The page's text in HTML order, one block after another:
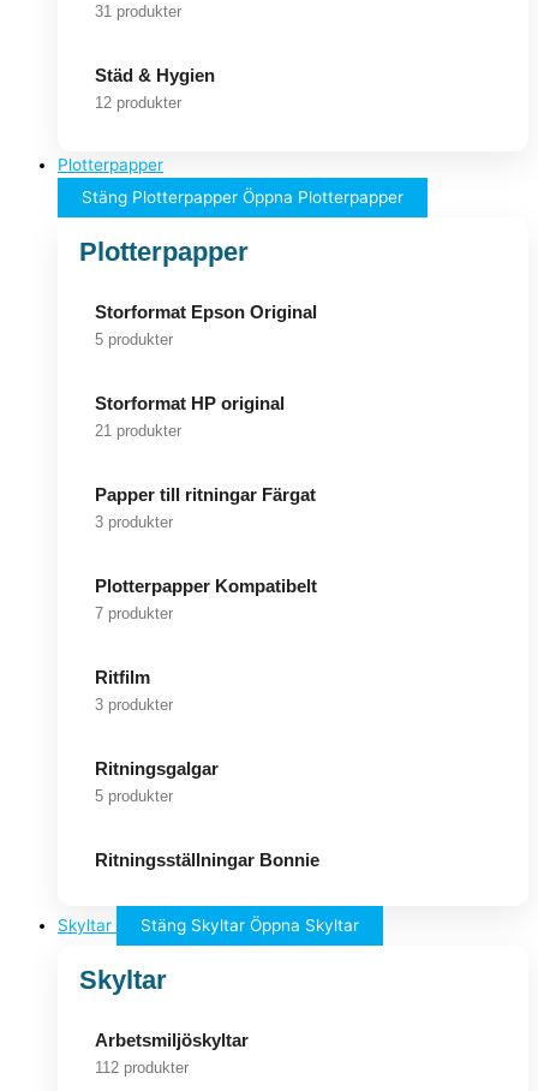
31 produkter
Städ & Hygien
12 produkter
Plotterpapper
Stäng Plotterpapper Öppna Plotterpapper
Plotterpapper
Storformat Epson Original
5 produkter
Storformat HP original
21 produkter
Papper till ritningar Färgat
3 produkter
Plotterpapper Kompatibelt
7 produkter
Ritfilm
3 produkter
Ritningsgalgar
5 produkter
Ritningsställningar Bonnie
Skyltar Stäng Skyltar Öppna Skyltar
Skyltar
Arbetsmiljöskyltar
112 produkter